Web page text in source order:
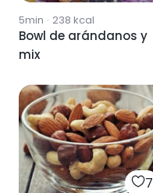
5min · 238 kcal
Bowl de arándanos y
mix
7